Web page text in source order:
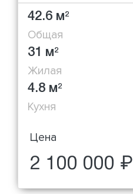
42.6 м2
Общая
31 м2
Жилая
4.8 м2
Кухня
Цена
2 100 000 ₽